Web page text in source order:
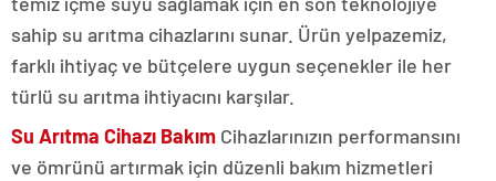
sahip su arıtma cihazlarını sunar. Ürün yelpazemiz,
farklı ihtiyaç ve bütçelere uygun seçenekler ile her
türlü su arıtma ihtiyacını karşılar.
Su Arıtma Cihazı Bakım Cihazlarınızın performansını
ve ömrünü artırmak için düzenli bakım hizmetleri